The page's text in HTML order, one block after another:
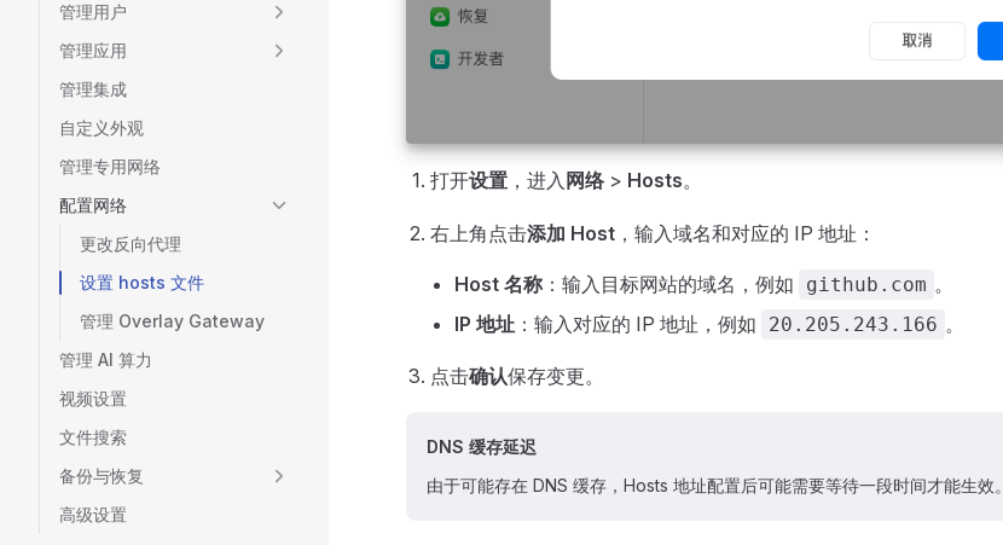
管理用户
管理应用
管理集成
自定义外观
管理专用网络
配置网络
更改反向代理
设置 hosts 文件
管理 Overlay Gateway
管理 AI 算力
视频设置
文件搜索
备份与恢复
高级设置
打开设置 ，进入 网络> Hosts。
右上角点击添加 Host ，输入域名和对应的 IP 地址：
Host 名称 ：输入目标网站的域名，例如 github.com 。
IP 地址 ：输入对应的 IP 地址，例如 20.205.243.166 。
点击确认保存变更。
DNS 缓存延迟
由于可能存在 DNS 缓存，Hosts 地址配置后可能需要等待一段时间才能生效。